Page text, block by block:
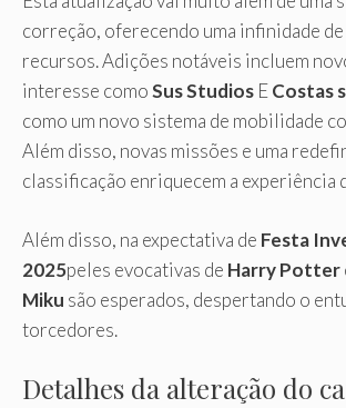
correção, oferecendo uma infinidade
recursos. Adições notáveis ​​incluem
interesse comoSus Studios ECostas
como um novo sistema de mobilidade
Além disso, novas missões e uma
classificação enriquecem a experiência
Além disso, na expectativa de Festa
2025peles evocativas de Harry Potter
Miku são esperados, despertando o
torcedores.
Detalhes da alteração do